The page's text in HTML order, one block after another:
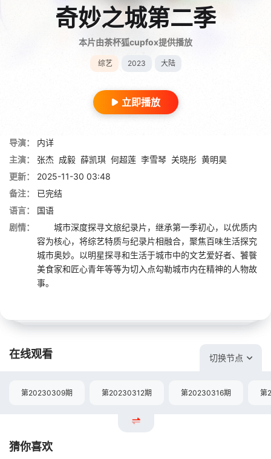
奇妙之城第二季
本片由茶杯狐cupfox提供播放
综艺 2023 大陆
立即播放
导演：
内详
主演：
张杰 成毅 薛凯琪 何超莲 李雪琴 关晓彤 黄明昊
更新：
2025-11-30 03:48
备注：
已完结
语言：
国语
剧情：
城市深度探寻文旅纪录片，继承第一季初心，以优质内
容为核心，将综艺特质与纪录片相融合，聚焦百味生活探究
城市奥妙。以明星探寻和生活于城市中的文艺爱好者、饕餮
美食家和匠心青年等等为切入点勾勒城市内在精神的人物故
事。
在线观看 切换节点
第20230309期 第20230312期 第20230316期 第
猜你喜欢